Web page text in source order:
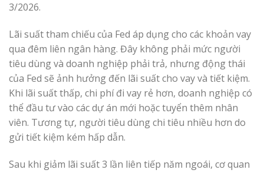
3/2026.
Lãi suất tham chiếu của Fed áp dụng cho các khoản vay
qua đêm liên ngân hàng. Đây không phải mức người
tiêu dùng và doanh nghiệp phải trả, nhưng động thái
của Fed sẽ ảnh hưởng đến lãi suất cho vay và tiết kiệm.
Khi lãi suất thấp, chi phí đi vay rẻ hơn, doanh nghiệp có
thể đầu tư vào các dự án mới hoặc tuyển thêm nhân
viên. Tương tự, người tiêu dùng chi tiêu nhiều hơn do
gửi tiết kiệm kém hấp dẫn.
Sau khi giảm lãi suất 3 lần liên tiếp năm ngoái, cơ quan